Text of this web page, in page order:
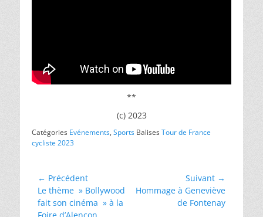
**
(c) 2023
Catégories Evénements, Sports BalisesTour de France
cycliste 2023
Navigation
de
l’article
← Précédent
Article
précédent :
Le thème » Bollywood
fait son cinéma » à la
Foire d’Alençon
Suivant →
Article
Hommage à Geneviève
de Fontenay